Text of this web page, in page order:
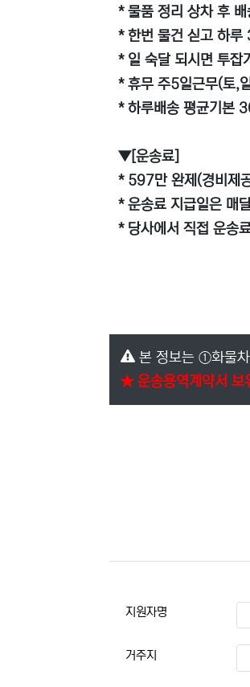
* 물품 정리 상차 후
* 한번 물건 싣고 하루
* 일 숙달 되시면 투잡
* 휴무 주5일근무(토,
* 하루배송 평균기본
▼[운송료]
* 597만 완제(경비제
* 운송료 지급일은 매
* 당사에서 직접 운송
본 정보는 ①화물
★ 운송용역계약서
지원자명
거주지